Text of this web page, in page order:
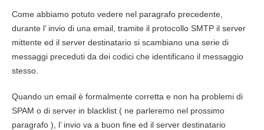
Come abbiamo potuto vedere nel paragrafo precedente,
durante l’ invio di una email , tramite il protocollo SMTP il server
mittente ed il server destinatario si scambiano una serie di
messaggi preceduti da dei codici che identificano il messaggio
stesso.
Quando un email è formalmente corretta e non ha problemi di
SPAM o di server in blacklist ( ne parleremo nel prossimo
paragrafo ), l’ invio va a buon fine ed il server destinatario